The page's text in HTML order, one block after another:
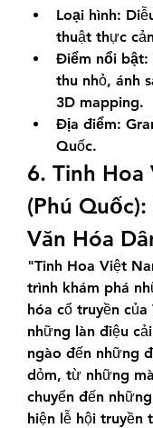
Loại hình:
thuật thực
Điểm nổi bật:
thu nhỏ, ánh
3D mapping.
Địa điểm:
Quốc.
6. Tinh Hoa
(Phú Quốc):
Văn Hóa
"Tinh Hoa Việt
trình khám phá
hóa cổ truyền
những làn điệu
ngào đến những
dỏm, từ những
chuyển đến
hiện lễ hội truyền